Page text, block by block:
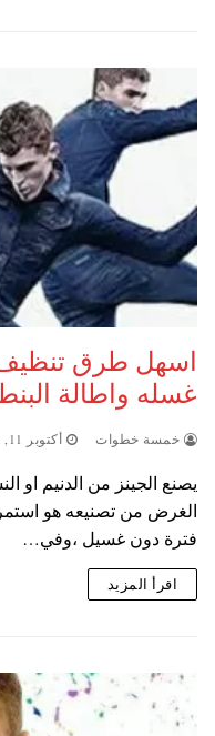
اسهل طرق تنظيف
غسله واطالة
خمسة خطوات أكتوبر 11, 2018
يصنع الجينز من الدنيم او
الغرض من تصنيعه هو
فترة دون غسيل ،وفي…
اقرأ المزيد